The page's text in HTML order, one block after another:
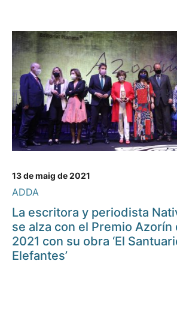
13 de maig de 2021
ADDA
La escritora y periodista
se alza con el Premio Azorín
2021 con su obra ‘El
Elefantes’